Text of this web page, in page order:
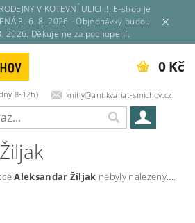
V KOTEVNÍ ULICI !!! E-shop je
3.-6. 8. 2026 - Objednávky budou
2026. Děkujeme za pochopení.
8-12h) knihy@antikvariat-smichov.cz
0 Kč
Aleksandar Žiljak nebyly nalezeny....